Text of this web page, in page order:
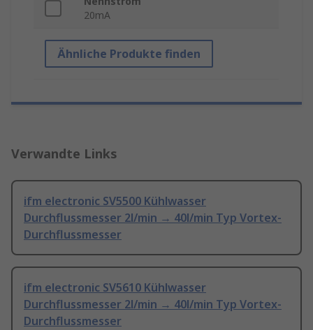
20mA
Ähnliche Produkte finden
Verwandte Links
ifm electronic SV5500 Kühlwasser
Durchflussmesser 2l/min → 40l/min Typ Vortex-
Durchflussmesser
ifm electronic SV5610 Kühlwasser
Durchflussmesser 2l/min → 40l/min Typ Vortex-
Durchflussmesser